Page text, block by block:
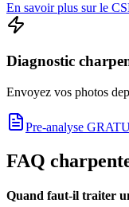
En savoir plus sur le
Diagnostic
Envoyez vos photos
Pre-analyse
FAQ
Quand faut-il traiter